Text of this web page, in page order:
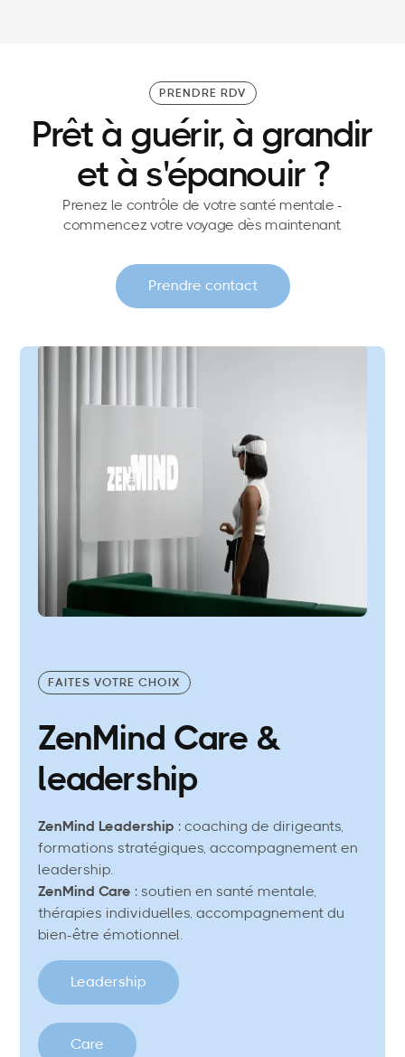
PRENDRE RDV
Prêt à guérir, à grandir
et à s'épanouir ?
Prenez le contrôle de votre santé mentale -
commencez votre voyage dès maintenant.
Prendre contact
FAITES VOTRE CHOIX
ZenMind Care &
leadership
ZenMind Leadership : coaching de dirigeants,
formations stratégiques, accompagnement en
leadership.
ZenMind Care : soutien en santé mentale,
thérapies individuelles, accompagnement du
bien-être émotionnel.
Leadership
Care